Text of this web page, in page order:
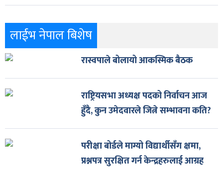
लाईभ नेपाल बिशेष
रास्वपाले बोलायो आकस्मिक बैठक
राष्ट्रियसभा अध्यक्ष पदको निर्वाचन आज
हुँदै, कुन उमेदवारले जित्ने सम्भावना कति?
परीक्षा बोर्डले माग्यो विद्यार्थीसँग क्षमा,
प्रश्नपत्र सुरक्षित गर्न केन्द्रहरुलाई आग्रह